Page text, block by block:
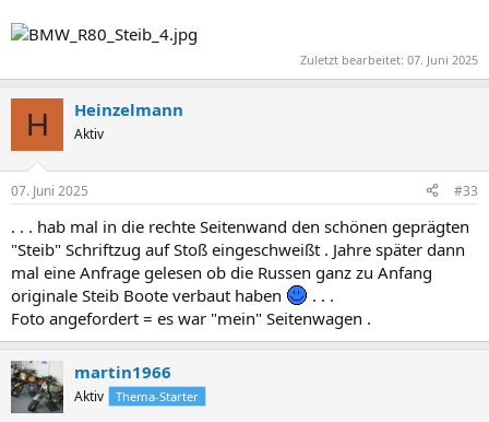
Zuletzt bearbeitet: 07. Juni 2025
H Heinzelmann
Aktiv
07. Juni 2025 #33
. . . hab mal in die rechte Seitenwand den schönen geprägten
"Steib" Schriftzug auf Stoß eingeschweißt . Jahre später dann
mal eine Anfrage gelesen ob die Russen ganz zu Anfang
originale Steib Boote verbaut haben
. . .
Foto angefordert = es war "mein" Seitenwagen .
martin1966
Aktiv Thema-Starter